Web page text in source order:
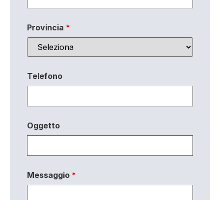
Provincia *
Telefono
Oggetto
Messaggio *